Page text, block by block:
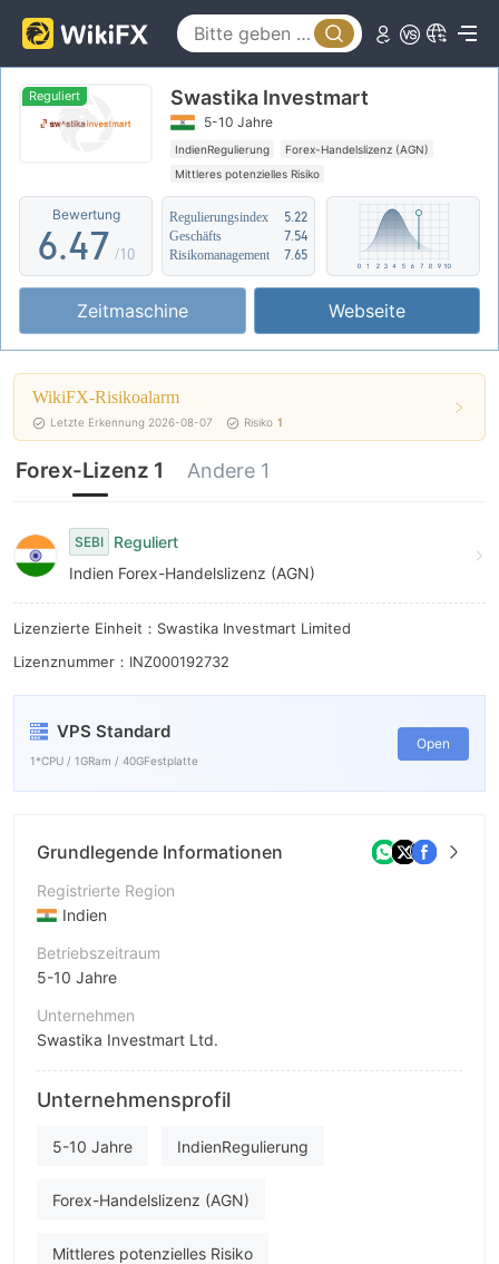
Reguliert Swastika Investmart
5-10 Jahre
IndienRegulierung
Forex-Handelslizenz (AGN)
Mittleres potenzielles Risiko
Bewertung
1
2
3
5
6
7
8
9
.
0
1
3
4
5
6
7
8
9
2
3
4
6
7
8
9
/10
Regulierungsindex
5.22
Geschäfts
7.54
Risikomanagement
7.65
Zeitmaschine Webseite
WikiFX-Risikoalarm
Letzte Erkennung 2026-08-07 Risiko 1
Forex-Lizenz 1 Andere 1
SEBI
Reguliert
Indien Forex-Handelslizenz (AGN)
Lizenzierte Einheit：Swastika Investmart Limited
Lizenznummer：INZ000192732
VPS Standard
1*CPU / 1GRam / 40GFestplatte
Open
Grundlegende Informationen
Registrierte Region
Indien
Betriebszeitraum
5-10 Jahre
Unternehmen
Swastika Investmart Ltd.
Abkürzung
Swastika Investmart
Unternehmensmitarbeiter
Unternehmensprofil
5-10 Jahre IndienRegulierung
Forex-Handelslizenz (AGN)
Mittleres potenzielles Risiko